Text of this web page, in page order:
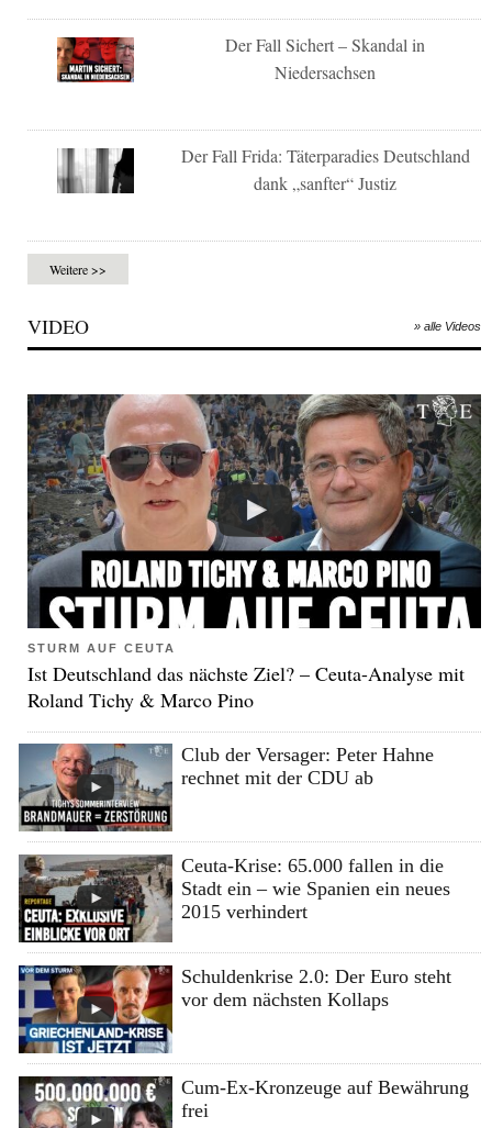
Der Fall Sichert – Skandal in
Niedersachsen
Der Fall Frida: Täterparadies Deutschland
dank „sanfter“ Justiz
Weitere >>
VIDEO » alle Videos
STURM AUF CEUTA
Ist Deutschland das nächste Ziel? – Ceuta-Analyse mit
Roland Tichy & Marco Pino
Club der Versager: Peter Hahne
rechnet mit der CDU ab
Ceuta-Krise: 65.000 fallen in die
Stadt ein – wie Spanien ein neues
2015 verhindert
Schuldenkrise 2.0: Der Euro steht
vor dem nächsten Kollaps
Cum-Ex-Kronzeuge auf Bewährung
frei